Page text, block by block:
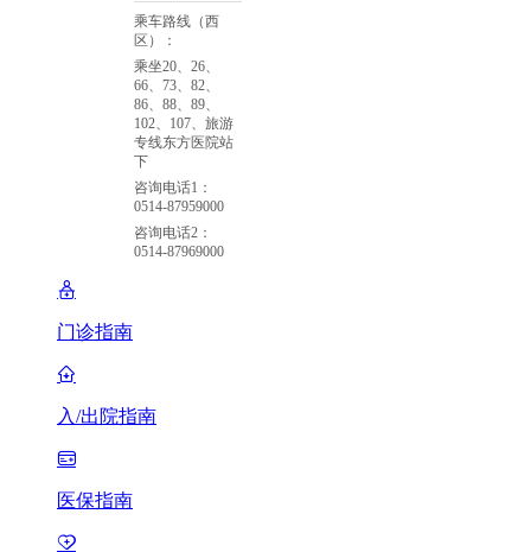
乘车路线（西
区）：
乘坐20、26、
66、73、82、
86、88、89、
102、107、旅游
专线东方医院站
下
咨询电话1：
0514-87959000
咨询电话2：
0514-87969000
门诊指南
入/出院指南
医保指南